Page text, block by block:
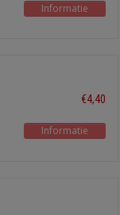
Informatie
€4,40
Informatie